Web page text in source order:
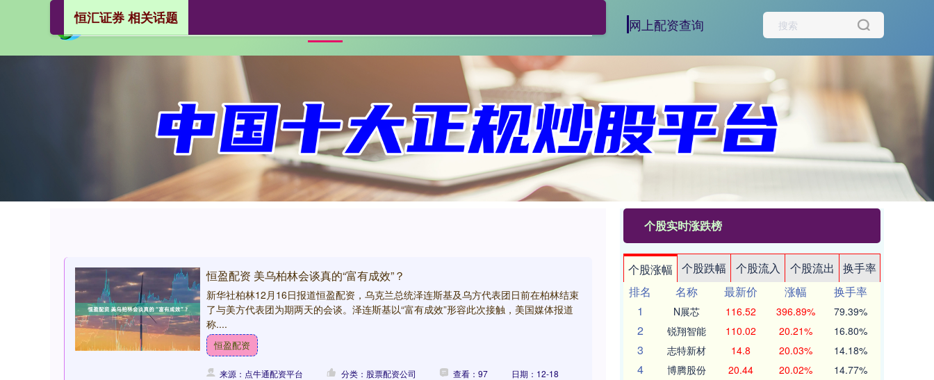
网上配资查询
恒汇证券 相关话题
恒盈配资 美乌柏林会谈真的“富有成效”？
新华社柏林12月16日报道恒盈配资，乌克兰总统泽连斯基及乌方代表团日前在柏林结束
了与美方代表团为期两天的会谈。泽连斯基以“富有成效”形容此次接触，美国媒体报道
称....
恒盈配资
来源：点牛通配资平台 分类：股票配资公司 查看：97 日期：12-18
个股实时涨跌榜
个股涨幅 个股跌幅 个股流入 个股流出
换手率
排名
名称 最新价 涨幅
换手率
1
N展芯 116.52 396.89% 79.39%
2 锐翔智能 110.02 20.21% 16.80%
3 志特新材 14.8 20.03% 14.18%
4 博腾股份 20.44 20.02% 14.77%